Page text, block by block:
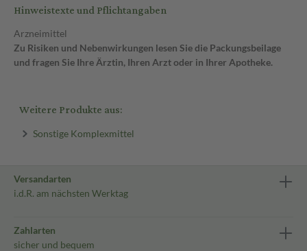
Hinweistexte und Pflichtangaben
Arzneimittel
Zu Risiken und Nebenwirkungen lesen Sie die Packungsbeilage
und fragen Sie Ihre Ärztin, Ihren Arzt oder in Ihrer Apotheke.
Weitere Produkte aus:
Sonstige Komplexmittel
Versandarten
i.d.R. am nächsten Werktag
Zahlarten
sicher und bequem